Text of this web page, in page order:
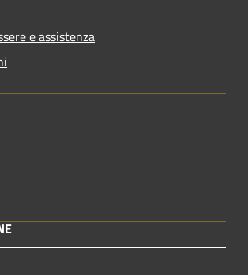
e assistenza